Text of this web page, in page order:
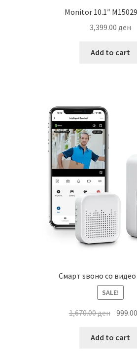
Monitor 10.1″
3,399.00 ден
Add to cart
Смарт ѕвоно со
SALE!
1,670.00ден Original
was:
999.00
Add to cart